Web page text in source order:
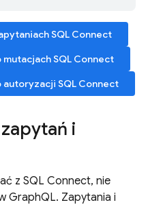
SQL Connect
mutacjachSQL Connect
autoryzacji SQL Connect
i
z SQL Connect, nie
GraphQL. Zapytania i